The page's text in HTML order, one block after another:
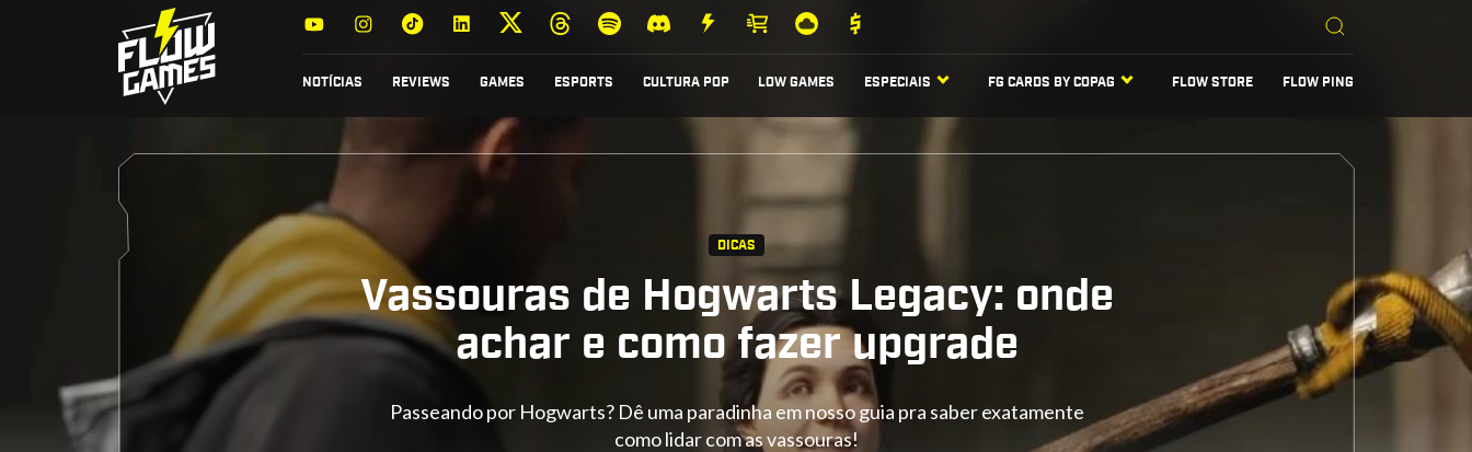
NOTÍCIAS REVIEWS GAMES ESPORTS CULTURA POP LOW GAMES ESPECIAIS FG CARDS BY COPAG FLOW STORE FLOW PING
DICAS
Vassouras de Hogwarts Legacy: onde
achar e como fazer upgrade
Passeando por Hogwarts? Dê uma paradinha em nosso guia pra saber exatamente
como lidar com as vassouras!